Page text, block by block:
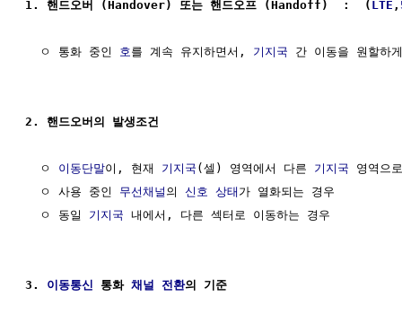
1. 핸드오버 (Handover) 또는 핸드오프 (Handoff)  :  ( LTE ,
  ㅇ 통화 중인
호를 계속 유지하면서, 기지국 간 이동을 원할하
2. 핸드오버의 발생조건
  ㅇ
이동단말이, 현재 기지국 (셀) 영역에서 다른 기지국 영역으
  ㅇ 사용 중인
무선채널 의 신호 상태 가 열화되는 경우
  ㅇ 동일
기지국 내에서, 다른 섹터로 이동하는 경우
3. 이동통신 통화 채널 전환의 기준